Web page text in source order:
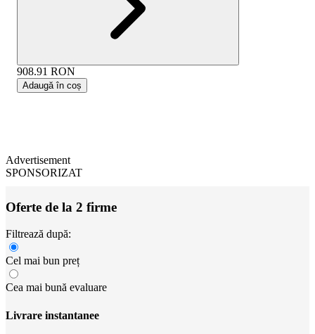
908.91 RON
Adaugă în coș
Advertisement
SPONSORIZAT
Oferte de la 2 firme
Filtrează după:
Cel mai bun preț
Cea mai bună evaluare
Livrare instantanee